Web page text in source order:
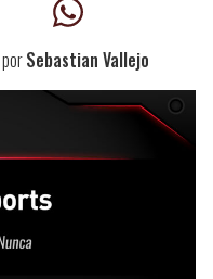
porSebastian Vallejo